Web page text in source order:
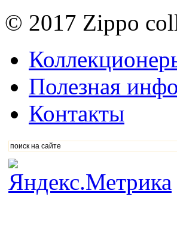
© 2017 Zippo
Полезная
Контакты